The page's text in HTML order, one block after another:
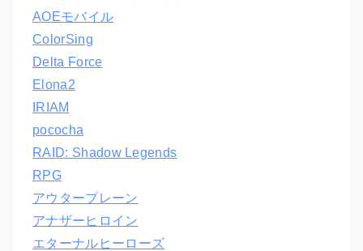
AOEモバイル
ColorSing
Delta Force
Elona2
IRIAM
pococha
RAID: Shadow Legends
RPG
アウタープレーン
アナザーヒロイン
エターナルヒーローズ